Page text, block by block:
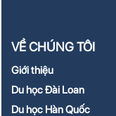
VỀ CHÚNG TÔI
Giới thiệu
Du học Đài Loan
Du học Hàn Quốc